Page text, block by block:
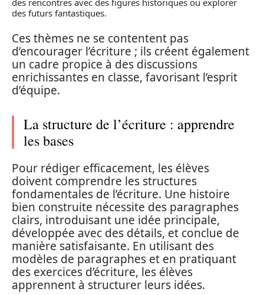
des rencontres avec des figures historiques ou explorer
des futurs fantastiques.
Ces thèmes ne se contentent pas
d’encourager l’écriture ; ils créent également
un cadre propice à des discussions
enrichissantes en classe, favorisant l’esprit
d’équipe.
La structure de l’écriture : apprendre
les bases
Pour rédiger efficacement, les élèves
doivent comprendre les structures
fondamentales de l’écriture. Une histoire
bien construite nécessite des paragraphes
clairs, introduisant une idée principale,
développée avec des détails, et conclue de
manière satisfaisante. En utilisant des
modèles de paragraphes et en pratiquant
des exercices d’écriture, les élèves
apprennent à structurer leurs idées.